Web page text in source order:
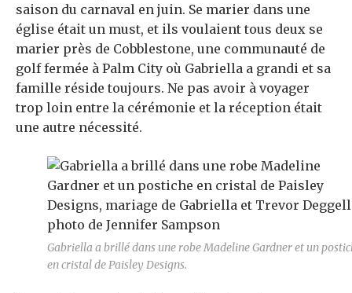
saison du carnaval en juin. Se marier dans une
église était un must, et ils voulaient tous deux se
marier près de Cobblestone, une communauté de
golf fermée à Palm City où Gabriella a grandi et sa
famille réside toujours. Ne pas avoir à voyager
trop loin entre la cérémonie et la réception était
une autre nécessité.
Gabriella a brillé dans une robe Madeline Gardner et un
en cristal de Paisley Designs.